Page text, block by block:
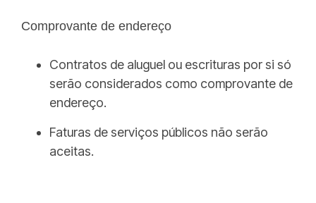
Comprovante de endereço
Contratos de aluguel ou escrituras por si só
serão considerados como comprovante de
endereço.
Faturas de serviços públicos não serão
aceitas.